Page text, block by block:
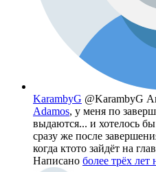
KarambyG @KarambyG
Adamos, у меня по
выдаются... и хотелось
сразу же после
когда ктото зайдёт на
Написано более трёх лет